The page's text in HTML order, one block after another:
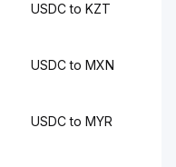
USDC to KZT
USDC to MXN
USDC to MYR